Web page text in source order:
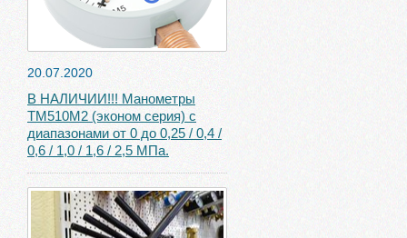
20.07.2020
В НАЛИЧИИ!!! Манометры
ТМ510М2 (эконом серия) с
диапазонами от 0 до 0,25 / 0,4 /
0,6 / 1,0 / 1,6 / 2,5 МПа.